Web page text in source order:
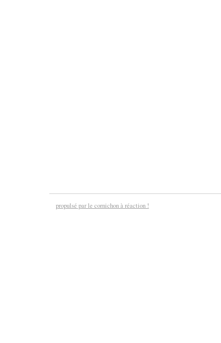
propulsé par le cornichon à réaction !